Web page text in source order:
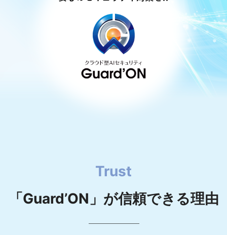
Trust
「Guard’ON」が信頼できる理由